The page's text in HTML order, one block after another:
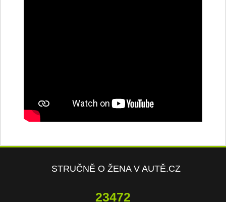
STRUČNĚ O ŽENA V AUTĚ.CZ
23472